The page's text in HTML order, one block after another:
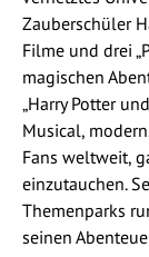
Zauberschüler
Filme und drei
magischen
„Harry Potter
Musical,
Fans weltweit,
einzutauchen.
Themenparks
seinen